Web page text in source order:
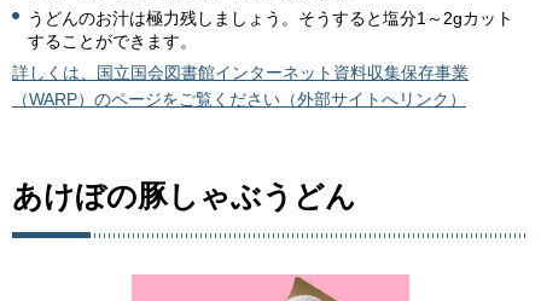
うどんのお汁は極力残しましょう。そうすると塩分1～2gカット
することができます。
詳しくは、国立国会図書館インターネット資料収集保存事業
（WARP）のページをご覧ください（外部サイトへリンク）
あけぼの豚しゃぶうどん